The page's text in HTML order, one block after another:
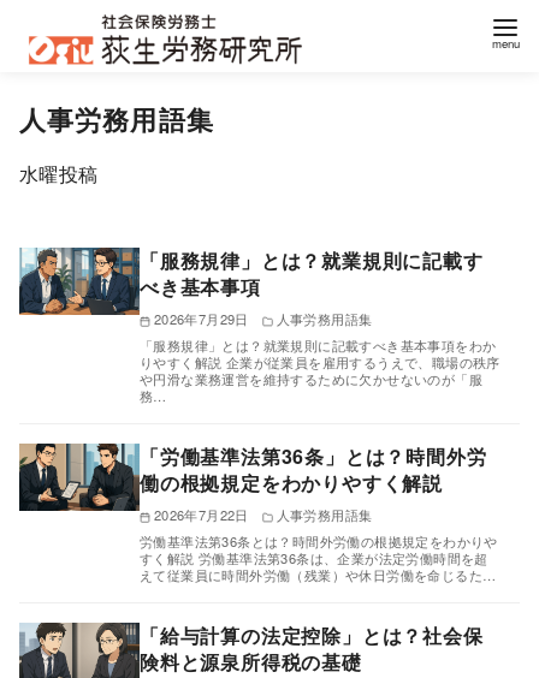
人事労務用語集
水曜投稿
「服務規律」とは？就業規則に記載す
べき基本事項
2026年7月29日
人事労務用語集
「服務規律」とは？就業規則に記載すべき基本事項をわか
りやすく解説 企業が従業員を雇用するうえで、職場の秩序
や円滑な業務運営を維持するために欠かせないのが「服
務…
「労働基準法第36条」とは？時間外労
働の根拠規定をわかりやすく解説
2026年7月22日
人事労務用語集
労働基準法第36条とは？時間外労働の根拠規定をわかりや
すく解説 労働基準法第36条は、企業が法定労働時間を超
えて従業員に時間外労働（残業）や休日労働を命じるた…
「給与計算の法定控除」とは？社会保
険料と源泉所得税の基礎